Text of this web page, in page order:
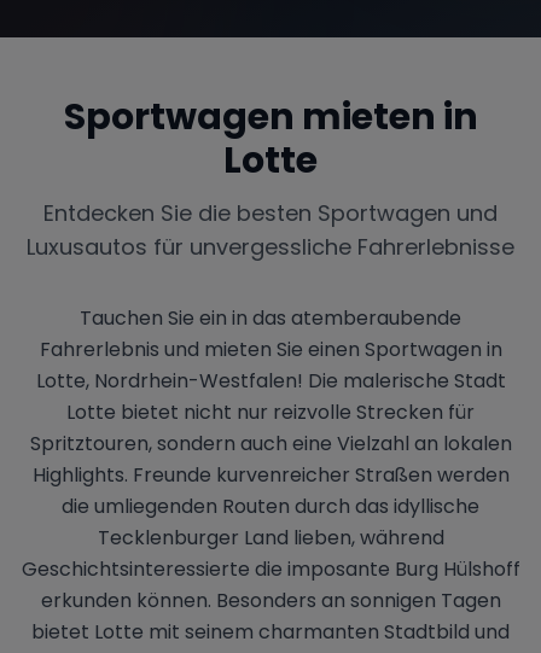
Sportwagen mieten in
Lotte
Entdecken Sie die besten Sportwagen und
Luxusautos für unvergessliche Fahrerlebnisse
Tauchen Sie ein in das atemberaubende
Fahrerlebnis und mieten Sie einen Sportwagen in
Lotte, Nordrhein-Westfalen! Die malerische Stadt
Lotte bietet nicht nur reizvolle Strecken für
Spritztouren, sondern auch eine Vielzahl an lokalen
Highlights. Freunde kurvenreicher Straßen werden
die umliegenden Routen durch das idyllische
Tecklenburger Land lieben, während
Geschichtsinteressierte die imposante Burg Hülshoff
erkunden können. Besonders an sonnigen Tagen
bietet Lotte mit seinem charmanten Stadtbild und